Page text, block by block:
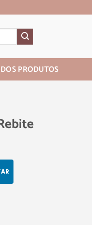
PRODUTOS